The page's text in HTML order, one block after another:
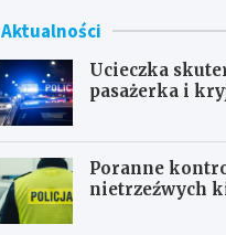
Aktualności
Ucieczka
pasażerka i
Poranne
nietrzeźwych